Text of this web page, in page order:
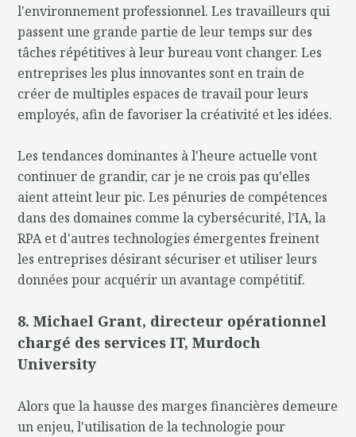
l'environnement professionnel. Les travailleurs qui
passent une grande partie de leur temps sur des
tâches répétitives à leur bureau vont changer. Les
entreprises les plus innovantes sont en train de
créer de multiples espaces de travail pour leurs
employés, afin de favoriser la créativité et les idées.
Les tendances dominantes à l'heure actuelle vont
continuer de grandir, car je ne crois pas qu'elles
aient atteint leur pic. Les pénuries de compétences
dans des domaines comme la cybersécurité, l'IA, la
RPA et d'autres technologies émergentes freinent
les entreprises désirant sécuriser et utiliser leurs
données pour acquérir un avantage compétitif.
8. Michael Grant, directeur opérationnel
chargé des services IT, Murdoch
University
Alors que la hausse des marges financières demeure
un enjeu, l'utilisation de la technologie pour